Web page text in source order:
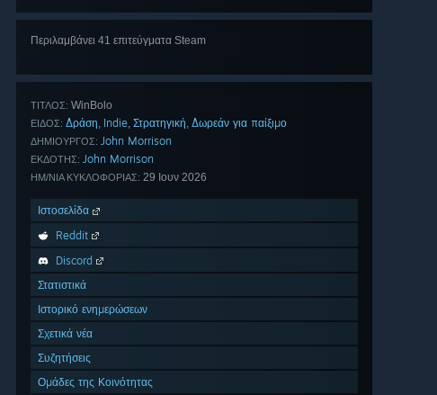
Περιλαμβάνει 41 επιτεύγματα Steam
ΤΊΤΛΟΣ: WinBolo
ΕΊΔΟΣ: Δράση, Indie, Στρατηγική, Δωρεάν για παίξιμο
ΔΗΜΙΟΥΡΓΌΣ: John Morrison
ΕΚΔΌΤΗΣ: John Morrison
ΗΜ/ΝΊΑ ΚΥΚΛΟΦΟΡΊΑΣ: 29 Ιουν 2026
Ιστοσελίδα
Reddit
Discord
Στατιστικά
Ιστορικό ενημερώσεων
Σχετικά νέα
Συζητήσεις
Ομάδες της Κοινότητας